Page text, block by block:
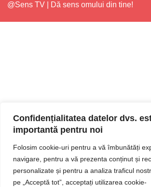
Confidențialitatea datelor dvs.
importantă pentru noi
Folosim cookie-uri pentru a vă îmbunătăți
navigare, pentru a vă prezenta conținut și
personalizate și pentru a analiza traficul
pe „Acceptă tot”, acceptați utilizarea cookie-
@Sens TV | Dă sens omului din tine!